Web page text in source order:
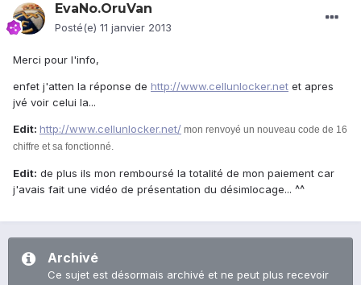
EvaNo.OruVan
Posté(e) 11 janvier 2013
Merci pour l'info,
enfet j'atten la réponse de http://www.cellunlocker.net et apres
jvé voir celui la...
Edit: http://www.cellunlocker.net/ mon renvoyé un nouveau code de 16
chiffre et sa fonctionné.
Edit: de plus ils mon remboursé la totalité de mon paiement car
j'avais fait une vidéo de présentation du désimlocage... ^^
Archivé
Ce sujet est désormais archivé et ne peut plus recevoir